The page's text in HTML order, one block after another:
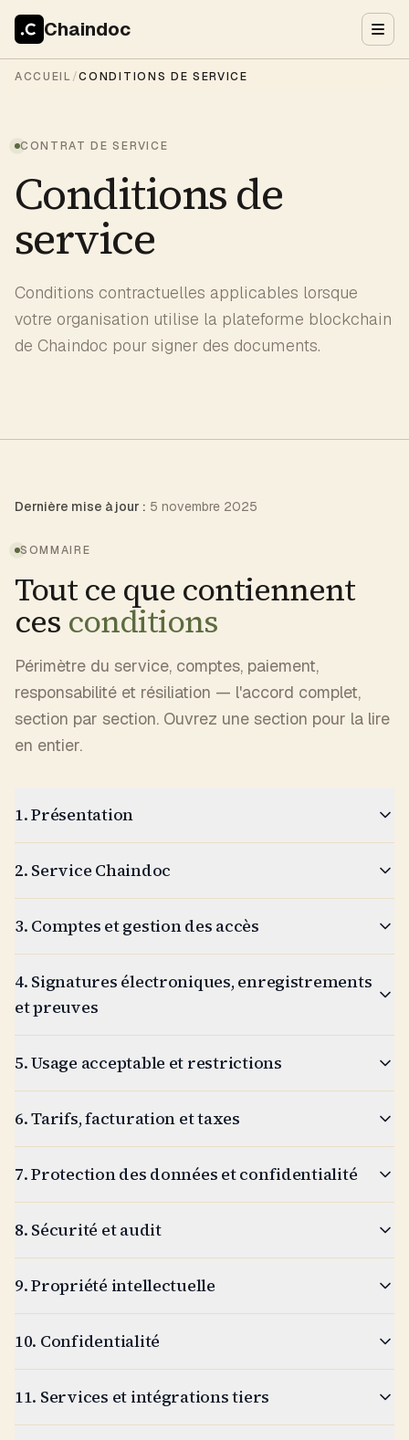
Chaindoc
ACCUEIL/CONDITIONS DE SERVICE
CONTRAT DE SERVICE
Conditions de
service
Conditions contractuelles applicables lorsque
votre organisation utilise la plateforme blockchain
de Chaindoc pour signer des documents.
Dernière mise à jour : 5 novembre 2025
SOMMAIRE
Tout ce que contiennent
ces conditions
Périmètre du service, comptes, paiement,
responsabilité et résiliation — l'accord complet,
section par section. Ouvrez une section pour la lire
en entier.
1. Présentation
2. Service Chaindoc
3. Comptes et gestion des accès
4. Signatures électroniques, enregistrements
et preuves
5. Usage acceptable et restrictions
6. Tarifs, facturation et taxes
7. Protection des données et confidentialité
8. Sécurité et audit
9. Propriété intellectuelle
10. Confidentialité
11. Services et intégrations tiers